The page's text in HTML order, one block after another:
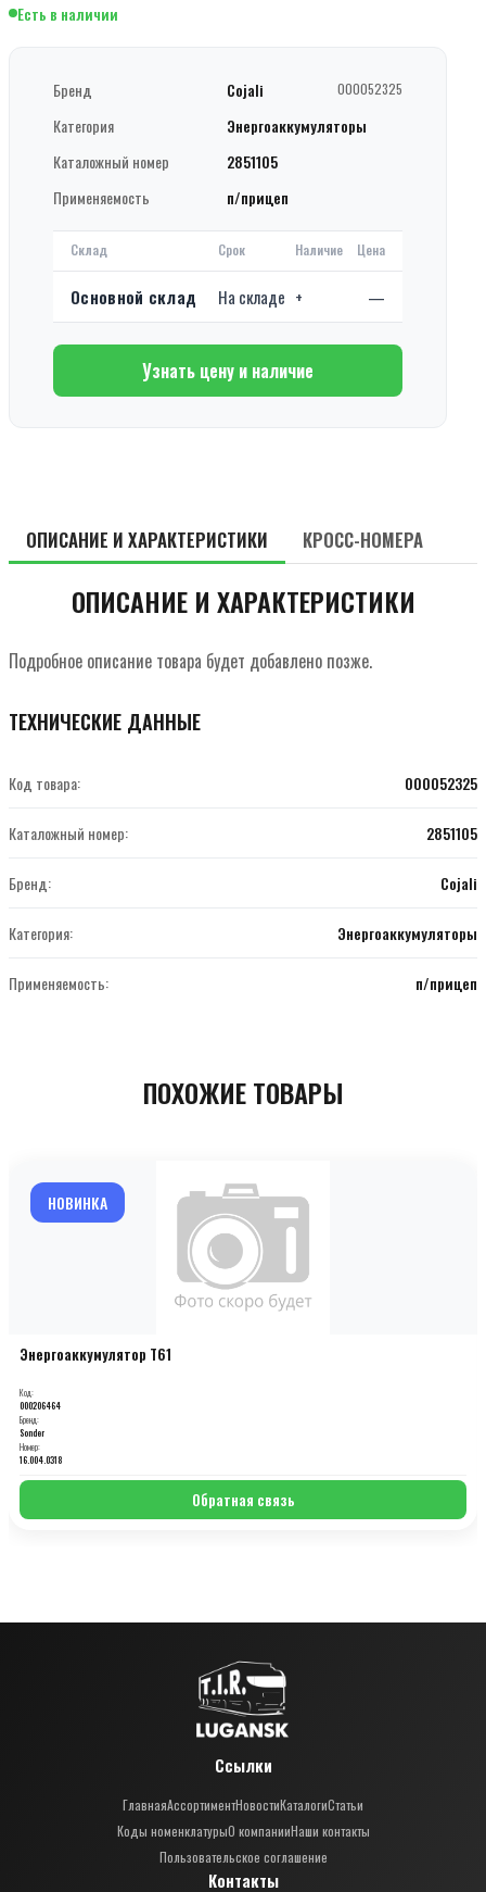
Есть в наличии
Бренд Cojali 000052325
Категория
Энергоаккумуляторы
Каталожный номер
2851105
Применяемость
п/прицеп
Склад Срок Наличие Цена
Основной склад На складе + —
Узнать цену и наличие
ОПИСАНИЕ И ХАРАКТЕРИСТИКИ КРОСС-НОМЕРА
ОПИСАНИЕ И ХАРАКТЕРИСТИКИ
Подробное описание товара будет добавлено позже.
ТЕХНИЧЕСКИЕ ДАННЫЕ
Код товара: 000052325
Каталожный номер: 2851105
Бренд: Cojali
Категория: Энергоаккумуляторы
Применяемость: п/прицеп
ПОХОЖИЕ ТОВАРЫ
НОВИНКА
Энергоаккумулятор T61
Код:
000206464
Бренд:
Sonder
Номер:
16.004.0318
Обратная связь
Ссылки
ГлавнаяАссортиментНовостиКаталогиСтатьи
Коды номенклатурыО компанииНаши контакты
Пользовательское соглашение
Контакты